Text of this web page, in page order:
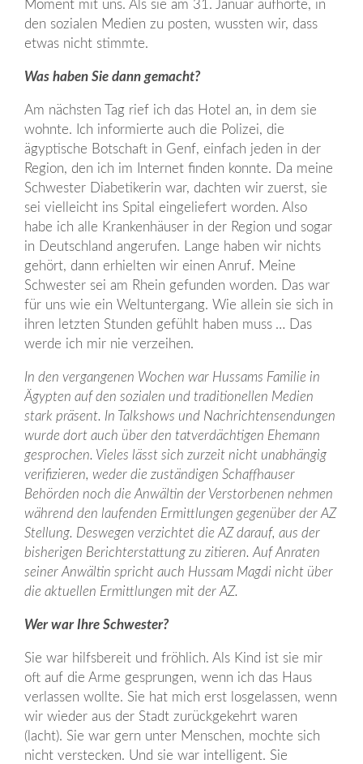
Moment mit uns. Als sie am 31. Januar aufhörte, in
den sozialen Medien zu posten, wussten wir, dass
etwas nicht stimmte.
Was haben Sie dann gemacht?
Am nächsten Tag rief ich das Hotel an, in dem sie
wohnte. Ich informierte auch die Polizei, die
ägyptische Botschaft in Genf, einfach jeden in der
Region, den ich im Internet finden konnte. Da meine
Schwester Diabetikerin war, dachten wir zuerst, sie
sei vielleicht ins Spital eingeliefert worden. Also
habe ich alle Krankenhäuser in der Region und sogar
in Deutschland angerufen. Lange haben wir nichts
gehört, dann erhielten wir einen Anruf. Meine
Schwester sei am Rhein gefunden worden. Das war
für uns wie ein Weltuntergang. Wie allein sie sich in
ihren letzten Stunden gefühlt haben muss … Das
werde ich mir nie verzeihen.
In den vergangenen Wochen war Hussams Familie in
Ägypten auf den sozialen und traditionellen Medien
stark präsent. In Talkshows und Nachrichtensendungen
wurde dort auch über den tatverdächtigen Ehemann
gesprochen. Vieles lässt sich zurzeit nicht unabhängig
verifizieren, weder die zuständigen Schaffhauser
Behörden noch die Anwältin der Verstorbenen nehmen
während den laufenden Ermittlungen gegenüber der AZ
Stellung. Deswegen verzichtet die AZ darauf, aus der
bisherigen Berichterstattung zu zitieren. Auf Anraten
seiner Anwältin spricht auch Hussam Magdi nicht über
die aktuellen Ermittlungen mit der AZ.
Wer war Ihre Schwester?
Sie war hilfsbereit und fröhlich. Als Kind ist sie mir
oft auf die Arme gesprungen, wenn ich das Haus
verlassen wollte. Sie hat mich erst losgelassen, wenn
wir wieder aus der Stadt zurück­gekehrt waren
(lacht). Sie war gern unter Menschen, mochte sich
nicht verstecken. Und sie war intelligent. Sie